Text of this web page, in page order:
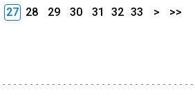
27 28 29 30 31 32 33 > >>